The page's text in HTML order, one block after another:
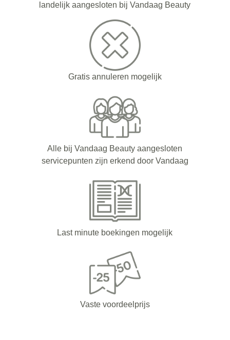
landelijk aangesloten bij Vandaag Beauty
Gratis annuleren mogelijk
Alle bij Vandaag Beauty aangesloten
servicepunten zijn erkend door Vandaag
Last minute boekingen mogelijk
Vaste voordeelprijs